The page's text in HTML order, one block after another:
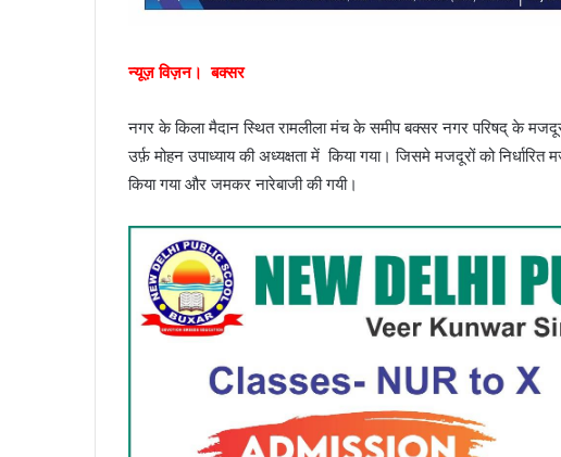
न्यूज़ विज़न। बक्सर
नगर के किला मैदान स्थित रामलीला मंच के समीप बक्सर नगर परिषद् के
उर्फ़ मोहन उपाध्याय की अध्यक्षता में किया गया। जिसमे मजदूरों को
किया गया और जमकर नारेबाजी की गयी।